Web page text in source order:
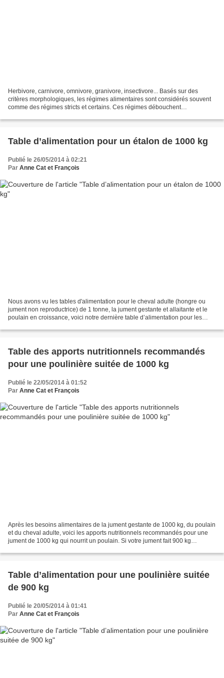
Herbivore, carnivore, omnivore, granivore, insectivore... Basés sur des
critères morphologiques, les régimes alimentaires sont considérés souvent
comme des régimes stricts et certains. Ces régimes débouchent
Table d’alimentation pour un étalon de 1000 kg
Publié le 26/05/2014 à 02:21
Par Anne Cat et François
Nous avons vu les tables d'alimentation pour le cheval adulte (hongre ou
jument non reproductrice) de 1 tonne, la jument gestante et allaitante et le
poulain en croissance, voici notre dernière table d’alimentation pour les
Table des apports nutritionnels recommandés
pour une poulinière suitée de 1000 kg
Publié le 22/05/2014 à 01:52
Par Anne Cat et François
Après les besoins alimentaires de la jument gestante de 1000 kg, du poulain
et du cheval adulte, voici les apports nutritionnels recommandés pour une
jument de 1000 kg qui nourrit un poulain. Si votre jument fait 900 kg
Table d’alimentation pour une poulinière suitée
de 900 kg
Publié le 20/05/2014 à 01:41
Par Anne Cat et François